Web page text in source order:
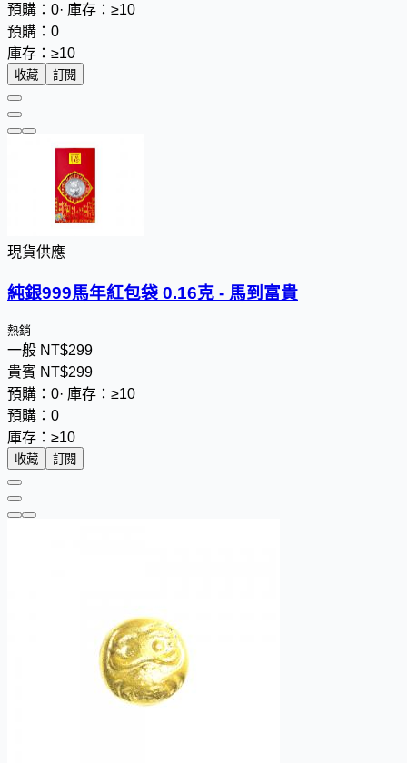
預購：0· 庫存：≥10
預購：0
庫存：≥10
收藏 訂閱
現貨供應
純銀999馬年紅包袋 0.16克 - 馬到富貴
熱銷
一般 NT$299
貴賓 NT$299
預購：0· 庫存：≥10
預購：0
庫存：≥10
收藏 訂閱